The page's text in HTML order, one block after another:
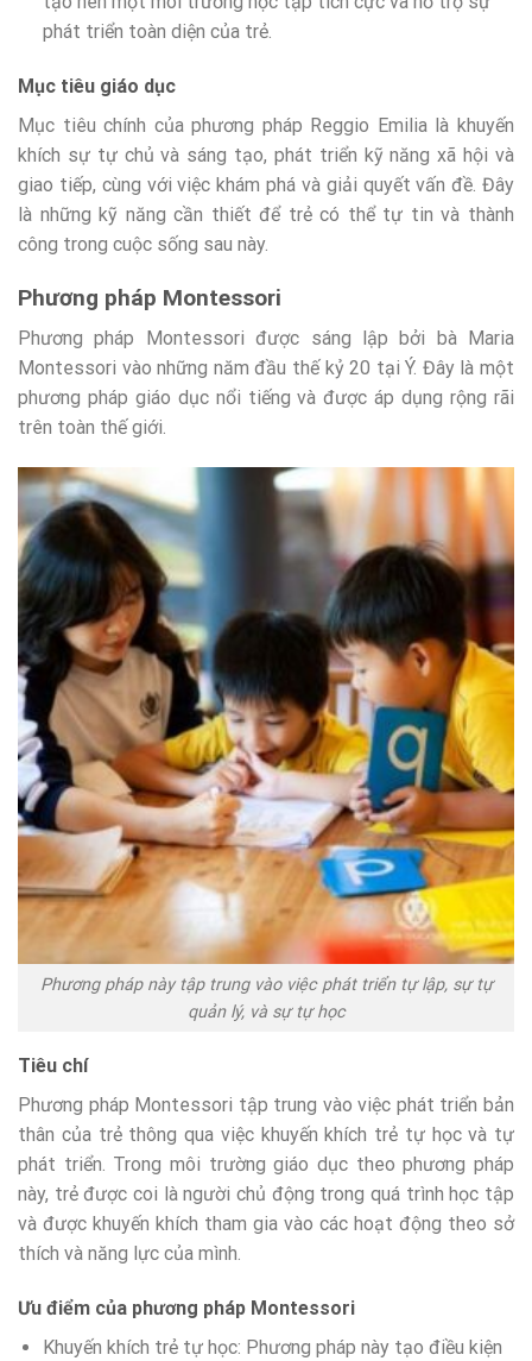
phát triển toàn diện của trẻ.
Mục tiêu giáo dục
Mục tiêu chính của phương pháp Reggio Emilia là khuyến
khích sự tự chủ và sáng tạo, phát triển kỹ năng xã hội và
giao tiếp, cùng với việc khám phá và giải quyết vấn đề. Đây
là những kỹ năng cần thiết để trẻ có thể tự tin và thành
công trong cuộc sống sau này.
Phương pháp Montessori
Phương pháp Montessori được sáng lập bởi bà Maria
Montessori vào những năm đầu thế kỷ 20 tại Ý. Đây là một
phương pháp giáo dục nổi tiếng và được áp dụng rộng rãi
trên toàn thế giới.
Phương pháp này tập trung vào việc phát triển tự lập, sự tự
quản lý, và sự tự học
Tiêu chí
Phương pháp Montessori tập trung vào việc phát triển bản
thân của trẻ thông qua việc khuyến khích trẻ tự học và tự
phát triển. Trong môi trường giáo dục theo phương pháp
này, trẻ được coi là người chủ động trong quá trình học tập
và được khuyến khích tham gia vào các hoạt động theo sở
thích và năng lực của mình.
Ưu điểm của phương pháp Montessori
Khuyến khích trẻ tự học: Phương pháp này tạo điều kiện